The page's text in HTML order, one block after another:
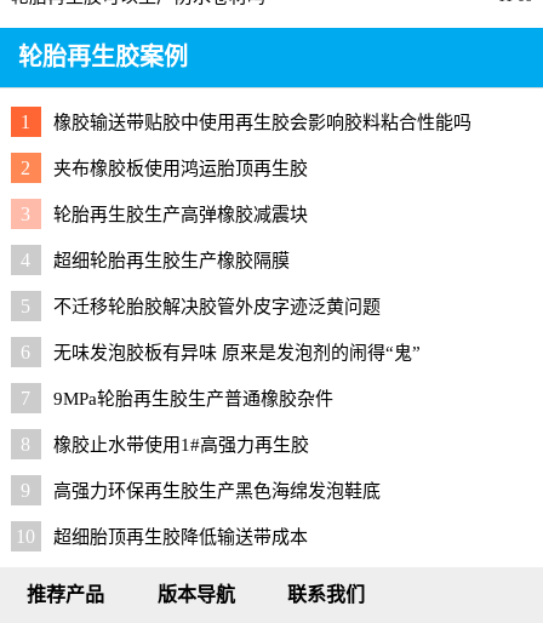
轮胎再生胶案例
1 橡胶输送带贴胶中使用再生胶会影响胶料粘合性能吗
2 夹布橡胶板使用鸿运胎顶再生胶
3 轮胎再生胶生产高弹橡胶减震块
4 超细轮胎再生胶生产橡胶隔膜
5 不迁移轮胎胶解决胶管外皮字迹泛黄问题
6 无味发泡胶板有异味 原来是发泡剂的闹得“鬼”
7 9MPa轮胎再生胶生产普通橡胶杂件
8 橡胶止水带使用1#高强力再生胶
9 高强力环保再生胶生产黑色海绵发泡鞋底
10 超细胎顶再生胶降低输送带成本
推荐产品 版本导航 联系我们